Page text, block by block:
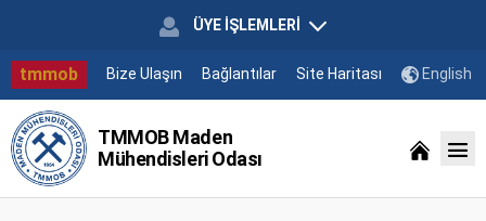
ÜYE İŞLEMLERİ
tmmob Bize Ulaşın Bağlantılar Site Haritası English
TMMOB Maden
Mühendisleri Odası